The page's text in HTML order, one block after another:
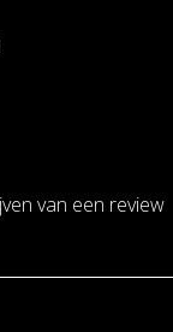
van een review